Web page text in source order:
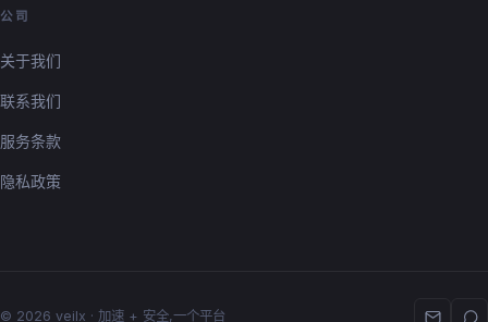
公司
关于我们
联系我们
服务条款
隐私政策
© 2026 veilx · 加速 + 安全,一个平台